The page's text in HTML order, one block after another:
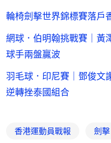
輪椅劍擊世界錦標賽落
網球．伯明翰挑戰賽｜
球手兩盤贏波
羽毛球．印尼賽｜鄧俊
逆轉挫泰國組合
香港運動員戰報 劍擊